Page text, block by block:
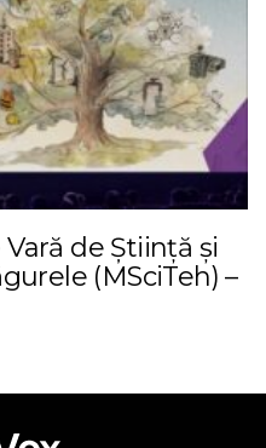
de Știință și
(MSciTeh) –